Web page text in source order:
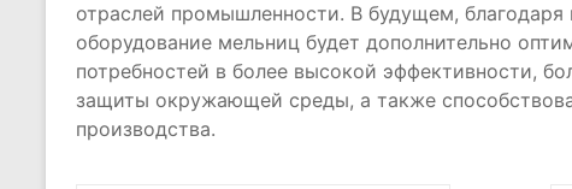
отраслей промышленности. В будущем,
оборудование мельниц будет дополнительно
потребностей в более высокой эффективности,
защиты окружающей среды, а также
производства.